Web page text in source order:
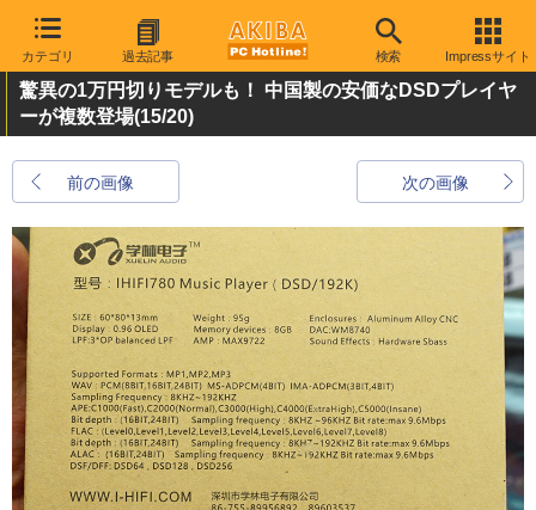
カテゴリ 過去記事 検索 Impressサイト
驚異の1万円切りモデルも！ 中国製の安価なDSDプレイヤ
ーが複数登場(15/20)
前の画像 次の画像